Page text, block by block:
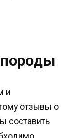
и
отзывы о
составить